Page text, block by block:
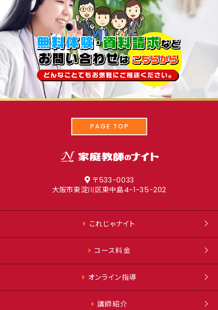
PAGE TOP
〒533-0033
大阪市東淀川区東中島4-1-35-202
これじゃナイト
コース料金
オンライン指導
講師紹介